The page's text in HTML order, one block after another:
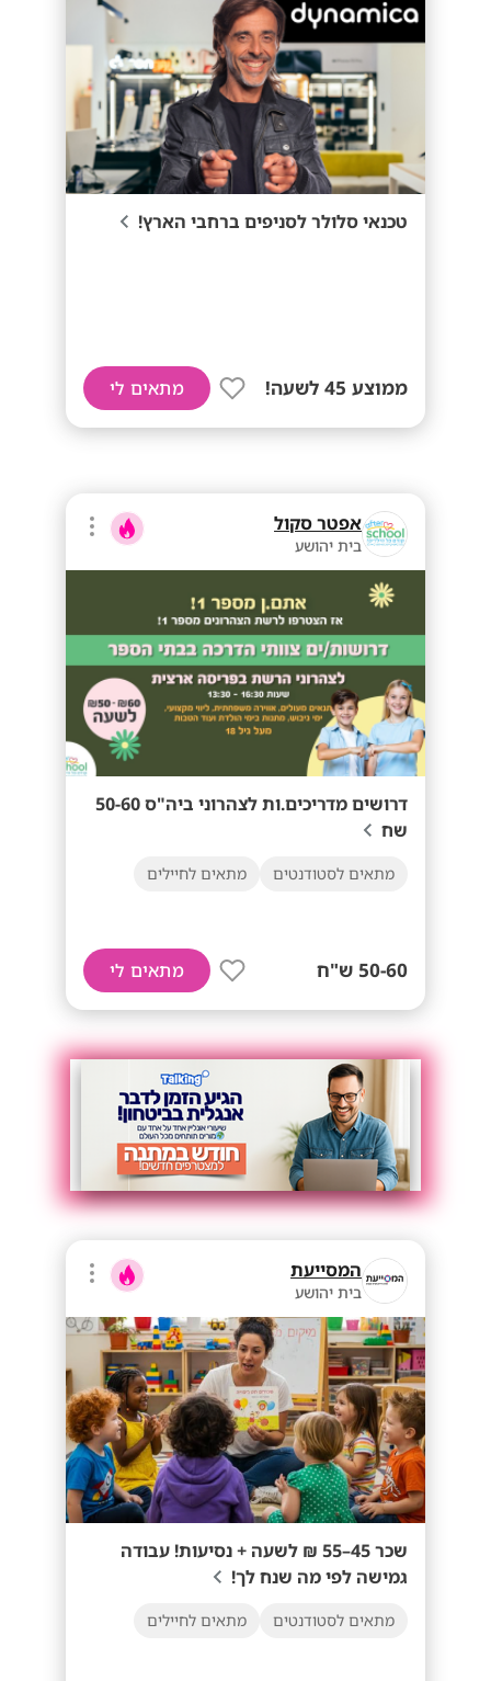
טכנאי סלולר לסניפים ברחבי הארץ!
ממוצע 45 לשעה! מתאים לי
אפטר סקול
בית יהושע
דרושים מדריכים.ות לצהרוני ביה"ס 50-60
שח
מתאים לסטודנטים מתאים לחיילים
50-60 ש"ח מתאים לי
המסייעת
בית יהושע
שכר 45–55 ₪ לשעה + נסיעות! עבודה
גמישה לפי מה שנח לך!
מתאים לסטודנטים מתאים לחיילים